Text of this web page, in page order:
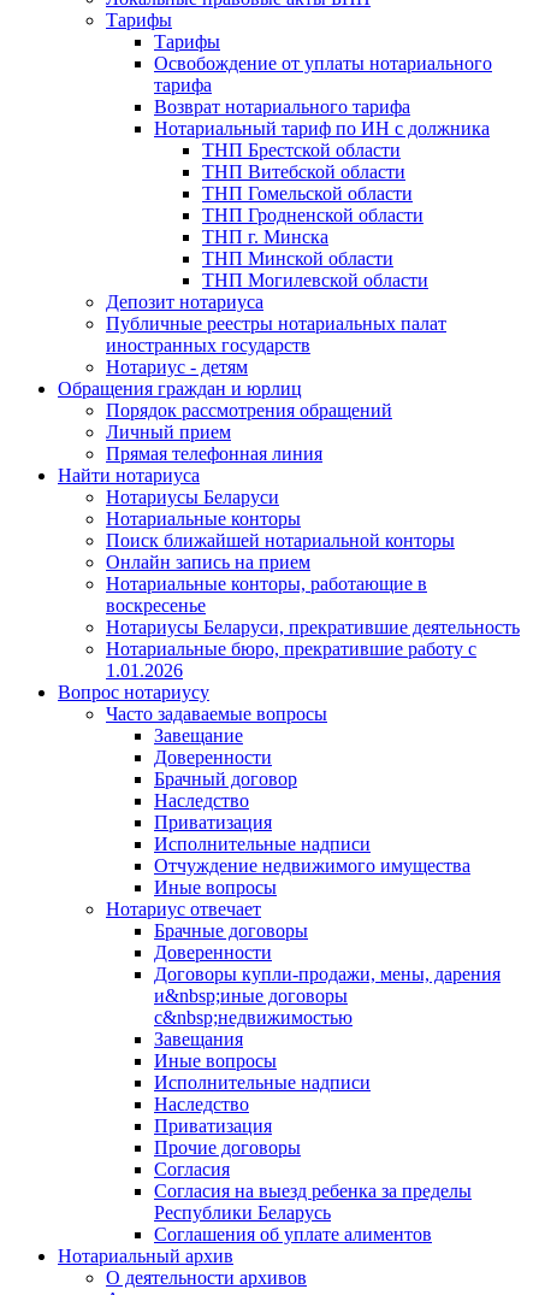
Тарифы
Тарифы
Освобождение от уплаты нотариального
тарифа
Возврат нотариального тарифа
Нотариальный тариф по ИН с должника
ТНП Брестской области
ТНП Витебской области
ТНП Гомельской области
ТНП Гродненской области
ТНП г. Минска
ТНП Минской области
ТНП Могилевской области
Депозит нотариуса
Публичные реестры нотариальных палат
иностранных государств
Нотариус - детям
Обращения граждан и юрлиц
Порядок рассмотрения обращений
Личный прием
Прямая телефонная линия
Найти нотариуса
Нотариусы Беларуси
Нотариальные конторы
Поиск ближайшей нотариальной конторы
Онлайн запись на прием
Нотариальные конторы, работающие в
воскресенье
Нотариусы Беларуси, прекратившие деятельность
Нотариальные бюро, прекратившие работу с
1.01.2026
Вопрос нотариусу
Часто задаваемые вопросы
Завещание
Доверенности
Брачный договор
Наследство
Приватизация
Исполнительные надписи
Отчуждение недвижимого имущества
Иные вопросы
Нотариус отвечает
Брачные договоры
Доверенности
Договоры купли-продажи, мены, дарения
и&nbsp;иные договоры
с&nbsp;недвижимостью
Завещания
Иные вопросы
Исполнительные надписи
Наследство
Приватизация
Прочие договоры
Согласия
Согласия на выезд ребенка за пределы
Республики Беларусь
Соглашения об уплате алиментов
Нотариальный архив
О деятельности архивов